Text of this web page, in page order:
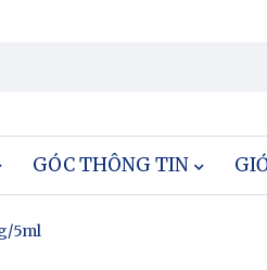
GÓC THÔNG TIN
5ml